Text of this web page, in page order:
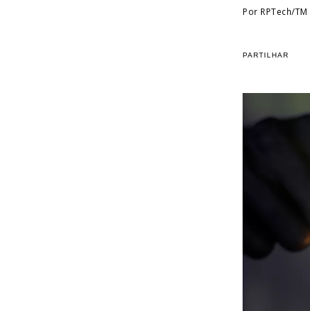
Por RPTech/TM
PARTILHAR